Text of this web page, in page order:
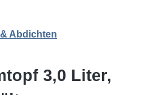
Abdichten
3,0 Liter,